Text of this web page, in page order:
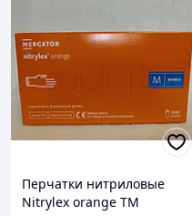
Перчатки нитриловые
Nitrylex orange ТМ